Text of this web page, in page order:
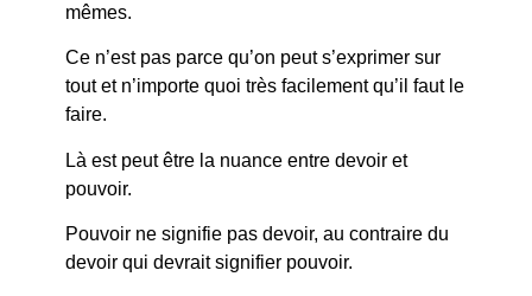
mêmes.
Ce n’est pas parce qu’on peut s’exprimer sur
tout et n’importe quoi très facilement qu’il faut le
faire.
Là est peut être la nuance entre devoir et
pouvoir.
Pouvoir ne signifie pas devoir, au contraire du
devoir qui devrait signifier pouvoir.